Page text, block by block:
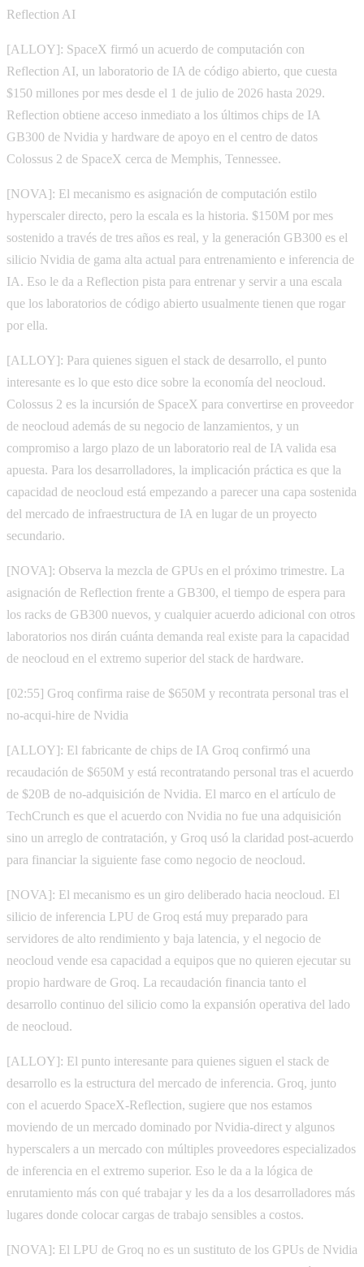
Reflection AI
[ALLOY]: SpaceX firmó un acuerdo de computación con
Reflection AI, un laboratorio de IA de código abierto, que cuesta
$150 millones por mes desde el 1 de julio de 2026 hasta 2029.
Reflection obtiene acceso inmediato a los últimos chips de IA
GB300 de Nvidia y hardware de apoyo en el centro de datos
Colossus 2 de SpaceX cerca de Memphis, Tennessee.
[NOVA]: El mecanismo es asignación de computación estilo
hyperscaler directo, pero la escala es la historia. $150M por mes
sostenido a través de tres años es real, y la generación GB300 es el
silicio Nvidia de gama alta actual para entrenamiento e inferencia de
IA. Eso le da a Reflection pista para entrenar y servir a una escala
que los laboratorios de código abierto usualmente tienen que rogar
por ella.
[ALLOY]: Para quienes siguen el stack de desarrollo, el punto
interesante es lo que esto dice sobre la economía del neocloud.
Colossus 2 es la incursión de SpaceX para convertirse en proveedor
de neocloud además de su negocio de lanzamientos, y un
compromiso a largo plazo de un laboratorio real de IA valida esa
apuesta. Para los desarrolladores, la implicación práctica es que la
capacidad de neocloud está empezando a parecer una capa sostenida
del mercado de infraestructura de IA en lugar de un proyecto
secundario.
[NOVA]: Observa la mezcla de GPUs en el próximo trimestre. La
asignación de Reflection frente a GB300, el tiempo de espera para
los racks de GB300 nuevos, y cualquier acuerdo adicional con otros
laboratorios nos dirán cuánta demanda real existe para la capacidad
de neocloud en el extremo superior del stack de hardware.
[02:55] Groq confirma raise de $650M y recontrata personal tras el
no-acqui-hire de Nvidia
[ALLOY]: El fabricante de chips de IA Groq confirmó una
recaudación de $650M y está recontratando personal tras el acuerdo
de $20B de no-adquisición de Nvidia. El marco en el artículo de
TechCrunch es que el acuerdo con Nvidia no fue una adquisición
sino un arreglo de contratación, y Groq usó la claridad post-acuerdo
para financiar la siguiente fase como negocio de neocloud.
[NOVA]: El mecanismo es un giro deliberado hacia neocloud. El
silicio de inferencia LPU de Groq está muy preparado para
servidores de alto rendimiento y baja latencia, y el negocio de
neocloud vende esa capacidad a equipos que no quieren ejecutar su
propio hardware de Groq. La recaudación financia tanto el
desarrollo continuo del silicio como la expansión operativa del lado
de neocloud.
[ALLOY]: El punto interesante para quienes siguen el stack de
desarrollo es la estructura del mercado de inferencia. Groq, junto
con el acuerdo SpaceX-Reflection, sugiere que nos estamos
moviendo de un mercado dominado por Nvidia-direct y algunos
hyperscalers a un mercado con múltiples proveedores especializados
de inferencia en el extremo superior. Eso le da a la lógica de
enrutamiento más con qué trabajar y les da a los desarrolladores más
lugares donde colocar cargas de trabajo sensibles a costos.
[NOVA]: El LPU de Groq no es un sustituto de los GPUs de Nvidia